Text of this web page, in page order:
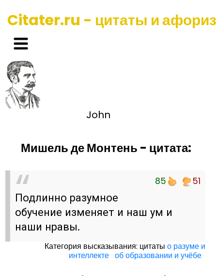
Citater.ru - цитаты и
John
Мишель де Монтень - цитата:
85 51
Подлинно разумное
обучение изменяет и наш ум и
наши нравы.
Категория высказывания: цитатыо разуме и
интеллекте об образовании и учёбе